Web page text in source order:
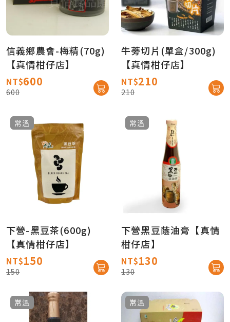
信義鄉農會-梅精(70g)
【真情柑仔店】
NT$600
600
牛蒡切片(單盒/300g)
【真情柑仔店】
NT$210
210
常溫
下營-黑豆茶(600g)
【真情柑仔店】
NT$150
150
常溫
下營黑豆蔭油膏【真情
柑仔店】
NT$130
130
常溫 常溫